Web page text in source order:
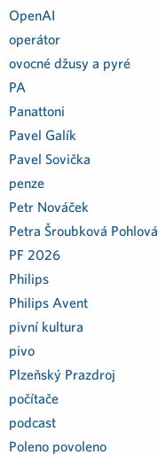
OpenAI
operátor
ovocné džusy a pyré
PA
Panattoni
Pavel Galík
Pavel Sovička
penze
Petr Nováček
Petra Šroubková Pohlová
PF 2026
Philips
Philips Avent
pivní kultura
pivo
Plzeňský Prazdroj
počítače
podcast
Poleno povoleno